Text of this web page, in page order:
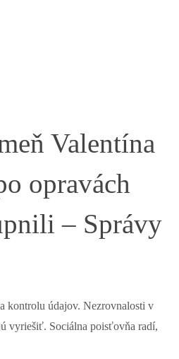
Valentína
opravách
– Správy
kontrolu údajov. Nezrovnalosti v
vyriešiť. Sociálna poisťovňa radí,